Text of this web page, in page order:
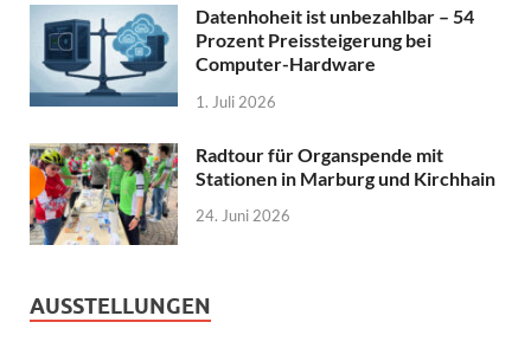
Datenhoheit ist unbezahlbar – 54
Prozent Preissteigerung bei
Computer-Hardware
1. Juli 2026
Radtour für Organspende mit
Stationen in Marburg und Kirchhain
24. Juni 2026
AUSSTELLUNGEN